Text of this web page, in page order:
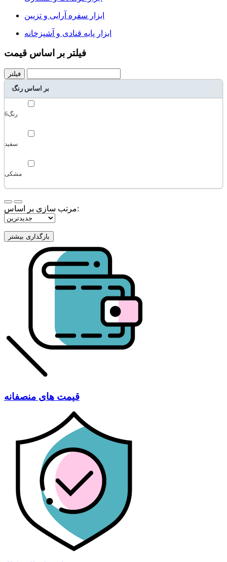
ابزار سفره آرایی و تزیین
ابزار پایه قنادی و آشپزخانه
فیلتر بر اساس قیمت
فیلتر
بر اساس رنگ
6رنگ
سفید
مشکی
مرتب سازی بر اساس:
قیمت های منصفانه